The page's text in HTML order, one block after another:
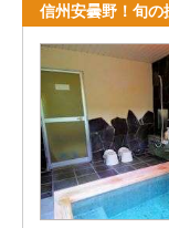
信州安曇野！旬